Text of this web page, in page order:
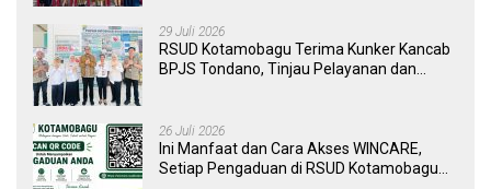
29 Juli 2026
RSUD Kotamobagu Terima Kunker Kancab
BPJS Tondano, Tinjau Pelayanan dan
26 Juli 2026
Ini Manfaat dan Cara Akses WINCARE,
Setiap Pengaduan di RSUD Kotamobagu